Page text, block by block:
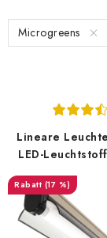
e
d
d
u
k
u
k
i
e
Microgreens
Lineare
LED-
6400K 20W
(17 %)